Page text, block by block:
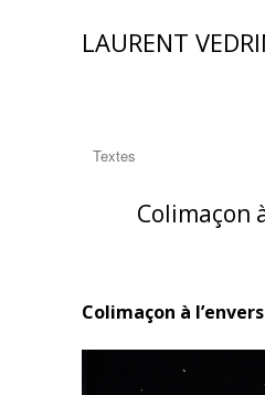
LAURENT
Colimaçon
Colimaçon à l’envers